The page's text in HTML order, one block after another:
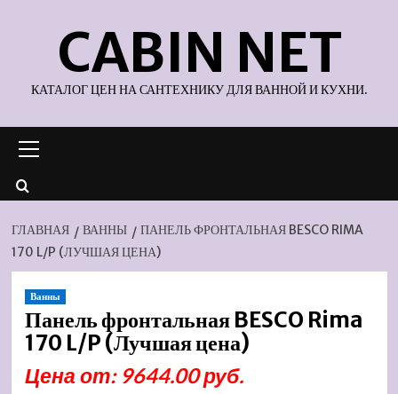
содержимомуCABIN NET
КАТАЛОГ ЦЕН НА САНТЕХНИКУ ДЛЯ ВАННОЙ И КУХНИ.
меню
ГЛАВНАЯ ВАННЫ
ПАНЕЛЬ ФРОНТАЛЬНАЯ BESCO RIMA
170 L/P (ЛУЧШАЯ ЦЕНА)
Ванны
Панель фронтальная BESCO Rima
170 L/P (Лучшая цена)
Цена от: 9644.00 руб.